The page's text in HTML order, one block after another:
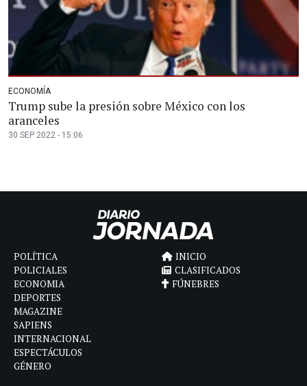
ECONOMÍA
Trump sube la presión sobre México con los
aranceles
30 SEP 2022 - 15:06
POLÍTICA
POLICIALES
ECONOMIA
DEPORTES
MAGAZINE
SAPIENS
INTERNACIONAL
ESPECTÁCULOS
GÉNERO
INICIO
CLASIFICADOS
FÚNEBRES